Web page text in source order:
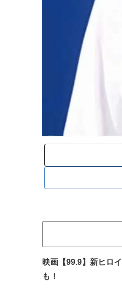
映画【99.9】新ヒロ
も！